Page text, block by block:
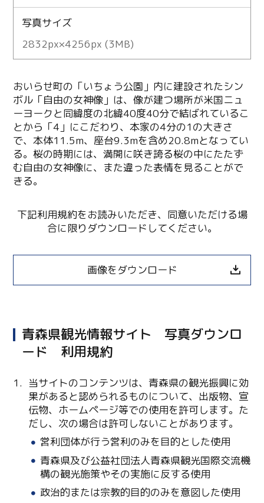
写真サイズ
2832px×4256px (3MB)
おいらせ町の「いちょう公園」内に建設されたシン
ボル「自由の女神像」は、像が建つ場所が米国ニュ
ーヨークと同緯度の北緯40度40分で結ばれているこ
とから「4」にこだわり、本家の4分の1の大きさ
で、本体11.5m、座台9.3mを含め20.8mとなってい
る。桜の時期には、満開に咲き誇る桜の中にたたず
む自由の女神像に、また違った表情を見ることがで
きる。
下記利用規約をお読みいただき、同意いただける場
合に限りダウンロードしてください。
画像をダウンロード
青森県観光情報サイト 写真ダウンロ
ード 利用規約
当サイトのコンテンツは、青森県の観光振興に効
果があると認められるものについて、出版物、宣
伝物、ホームページ等での使用を許可します。た
だし、次の場合は許可しないことがあります。
営利団体が行う営利のみを目的とした使用
青森県及び公益社団法人青森県観光国際交流機
構の観光施策やその実施に反する使用
政治的または宗教的目的のみを意図した使用
Twitter
Line
Copy URL